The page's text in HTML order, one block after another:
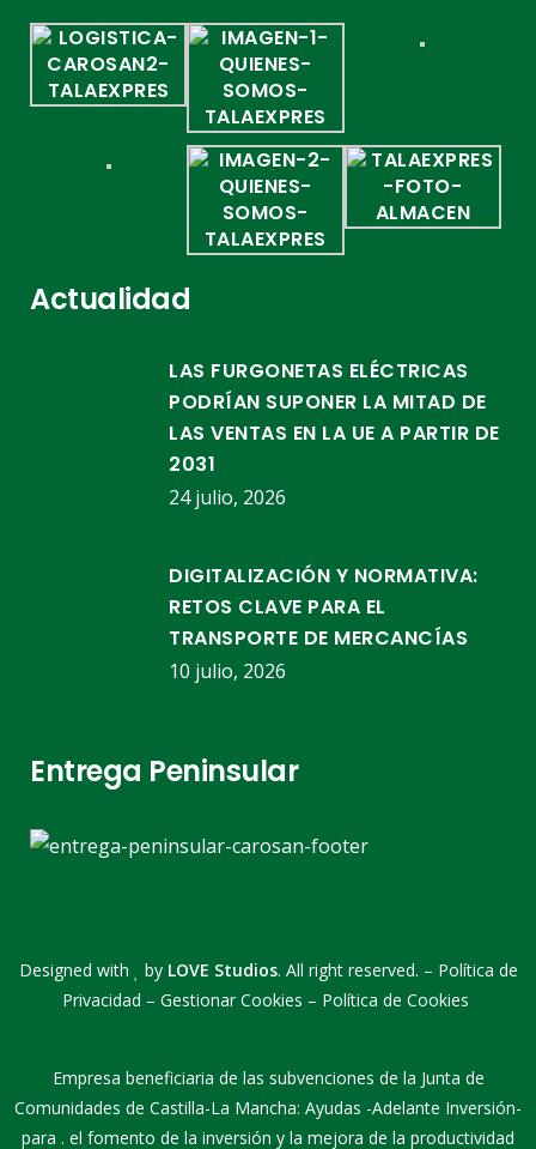
Actualidad
LAS FURGONETAS ELÉCTRICAS
PODRÍAN SUPONER LA MITAD DE
LAS VENTAS EN LA UE A PARTIR DE
2031
24 julio, 2026
DIGITALIZACIÓN Y NORMATIVA:
RETOS CLAVE PARA EL
TRANSPORTE DE MERCANCÍAS
10 julio, 2026
Entrega Peninsular
Designed with by LOVE Studios. All right reserved. – Política de
Privacidad – Gestionar Cookies – Política de Cookies
Empresa beneficiaria de las subvenciones de la Junta de
Comunidades de Castilla-La Mancha: Ayudas -Adelante Inversión-
para . el fomento de la inversión y la mejora de la productividad